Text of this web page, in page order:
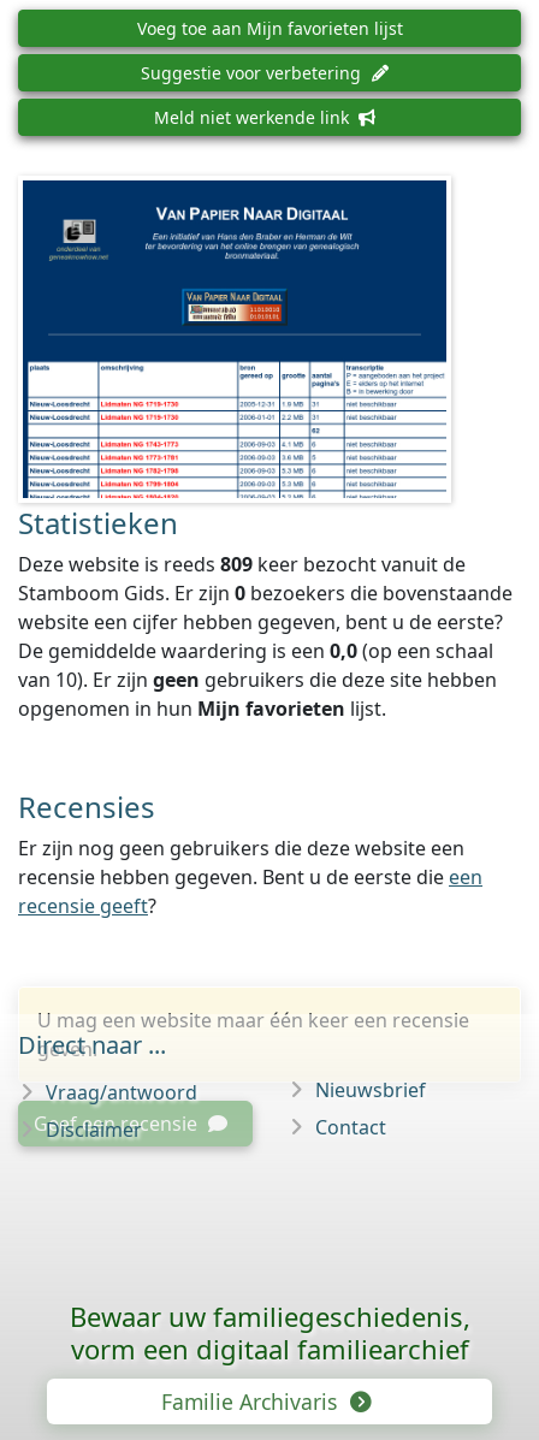
Voeg toe aan Mijn favorieten lijst
Suggestie voor verbetering
Meld niet werkende link
Statistieken
Deze website is reeds 809 keer bezocht vanuit de
Stamboom Gids. Er zijn 0 bezoekers die bovenstaande
website een cijfer hebben gegeven, bent u de eerste?
De gemiddelde waardering is een 0,0(op een schaal
van 10). Er zijn geen gebruikers die deze site hebben
opgenomen in hun Mijn favorieten lijst.
Recensies
Er zijn nog geen gebruikers die deze website een
recensie hebben gegeven. Bent u de eerste die een
recensie geeft?
U mag een website maar één keer een recensie
geven.
Geef een recensie
Direct naar ...
Vraag/antwoord
Disclaimer
Nieuwsbrief
Contact
Bewaar uw familie­geschiedenis,
vorm een digitaal familiearchief
Familie Archivaris